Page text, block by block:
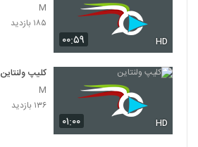
۰۰:۵۹ HD
M
۱۸۵ بازدید
۰۱:۰۰ HD
کلیپ ولنتاین
M
۱۳۶ بازدید